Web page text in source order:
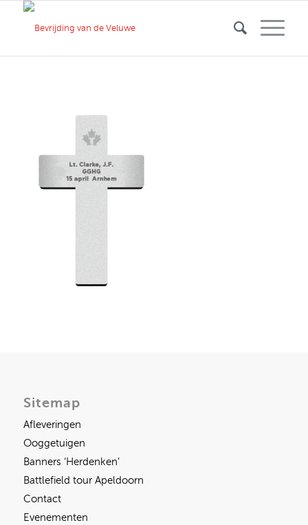
Sitemap
Afleveringen
Ooggetuigen
Banners ‘Herdenken’
Battlefield tour Apeldoorn
Contact
Evenementen